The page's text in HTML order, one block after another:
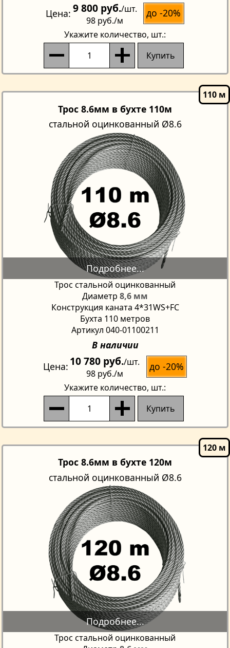
Цена 9 800 руб./шт.
98 руб./м
до -20%
Укажите количество, шт.:
Купить
Трос 8.6мм в бухте 110м
стальной оцинкованный Ø8.6
Трос стальной оцинкованный
Диаметр 8,6 мм
Конструкция каната 4*31WS+FC
Бухта 110 метров
Артикул 040-01100211
В наличии
Цена 10 780 руб./шт.
98 руб./м
до -20%
Укажите количество, шт.:
Купить
Трос 8.6мм в бухте 120м
стальной оцинкованный Ø8.6
Трос стальной оцинкованный